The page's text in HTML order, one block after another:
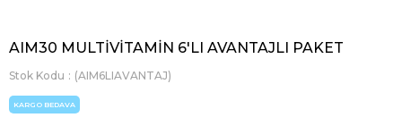
AIM30 MULTİVİTAMİN 6'LI AVANTAJLI PAKET
Stok Kodu (AIM6LIAVANTAJ)
KARGO BEDAVA